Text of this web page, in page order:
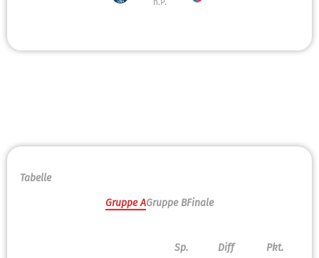
n.P.
Tabelle
Gruppe AGruppe BFinale
Sp. Diff
Pkt.